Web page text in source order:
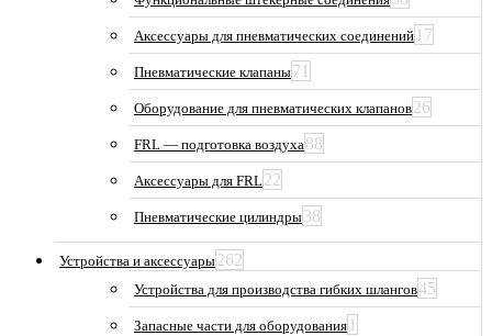
Аксессуары для пневматических соединений 17
Пневматические клапаны71
Оборудование для пневматических клапанов26
FRL — подготовка воздуха88
Аксессуары для FRL22
Пневматические цилиндры38
Устройства и аксессуары262
Устройства для производства гибких шлангов45
Запасные части для оборудования 1